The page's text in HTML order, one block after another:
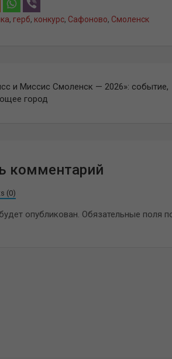
, герб, конкурс, Сафоново, Смоленск
и Миссис Смоленск — 2026»: событие,
город
комментарий
(0)
опубликован. Обязательные поля